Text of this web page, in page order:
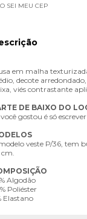
SEI MEU CEP
em malha
decote
viés contrastante
DE BAIXO DO
você gostou é só
veste P/36, tem
Algodão
Poliéster
Elastano